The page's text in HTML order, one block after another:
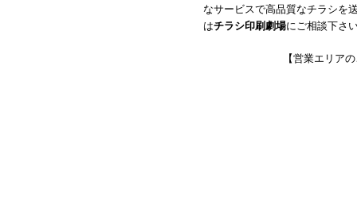
なサービスで高品質なチラシを
はチラシ印刷劇場にご相談下さ
【営業エリアの